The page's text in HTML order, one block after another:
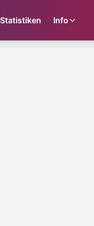
Statistiken Info